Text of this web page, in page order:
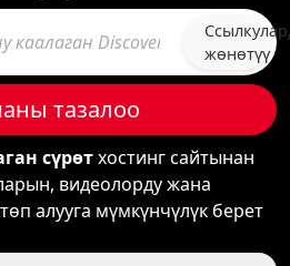
жөнөтүү
тазалоо
сүрөтхостинг сайтынан
видеолорду жана
алууга мүмкүнчүлүк берет